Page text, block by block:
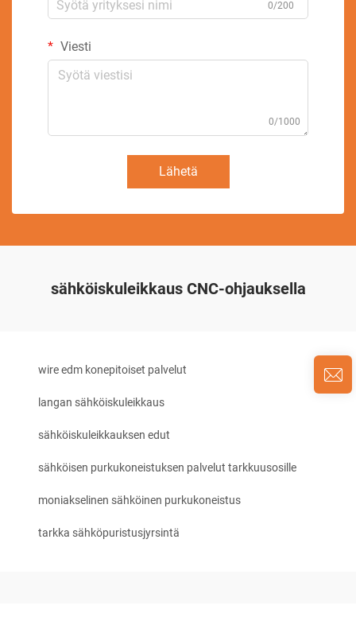
0/200
Viesti
0/1000
Lähetä
sähköiskuleikkaus CNC-ohjauksella
wire edm konepitoiset palvelut
langan sähköiskuleikkaus
sähköiskuleikkauksen edut
sähköisen purkukoneistuksen palvelut tarkkuusosille
moniakselinen sähköinen purkukoneistus
tarkka sähköpuristusjyrsintä